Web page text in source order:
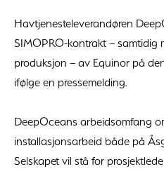
Havtjenesteleverandøren
SIMOPRO-kontrakt – samtidig
produksjon – av Equinor på
ifølge en pressemelding.
DeepOceans arbeidsomfang
installasjonsarbeid både på
Selskapet vil stå for